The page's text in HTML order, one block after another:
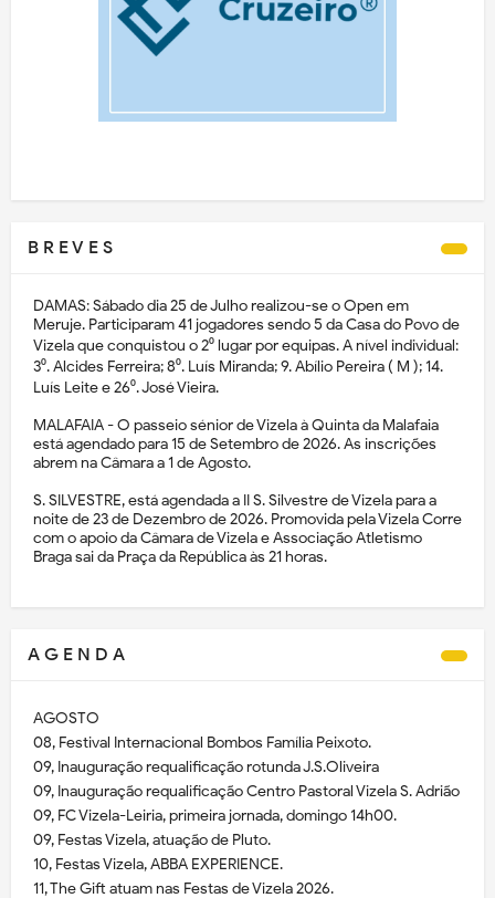
B R E V E S
DAMAS: Sábado dia 25 de Julho realizou-se o Open em
Meruje. Participaram 41 jogadores sendo 5 da Casa do Povo de
Vizela que conquistou o 2⁰ lugar por equipas. A nível individual:
3⁰. Alcides Ferreira; 8⁰. Luís Miranda; 9. Abílio Pereira ( M ); 14.
Luís Leite e 26⁰. José Vieira.
MALAFAIA - O passeio sénior de Vizela à Quinta da Malafaia
está agendado para 15 de Setembro de 2026. As inscrições
abrem na Câmara a 1 de Agosto.
S. SILVESTRE, está agendada a II S. Silvestre de Vizela para a
noite de 23 de Dezembro de 2026. Promovida pela Vizela Corre
com o apoio da Câmara de Vizela e Associação Atletismo
Braga sai da Praça da República às 21 horas.
A G E N D A
AGOSTO
08, Festival Internacional Bombos Família Peixoto.
09, Inauguração requalificação rotunda J.S.Oliveira
09, Inauguração requalificação Centro Pastoral Vizela S. Adrião
09, FC Vizela-Leiria, primeira jornada, domingo 14h00.
09, Festas Vizela, atuação de Pluto.
10, Festas Vizela, ABBA EXPERIENCE.
11, The Gift atuam nas Festas de Vizela 2026.